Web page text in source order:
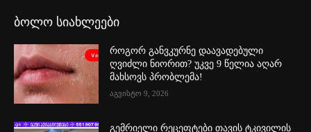
ბოლო სიახლეები
როგორ განვკურნე დაავადებული
ღვიძლი ნიორით? უკვე 9 წელია აღარ
მახსოვს პრობლემა!
აგვისტო 9, 2026
გემრიელი რეცეფტები თავის ტკივილის